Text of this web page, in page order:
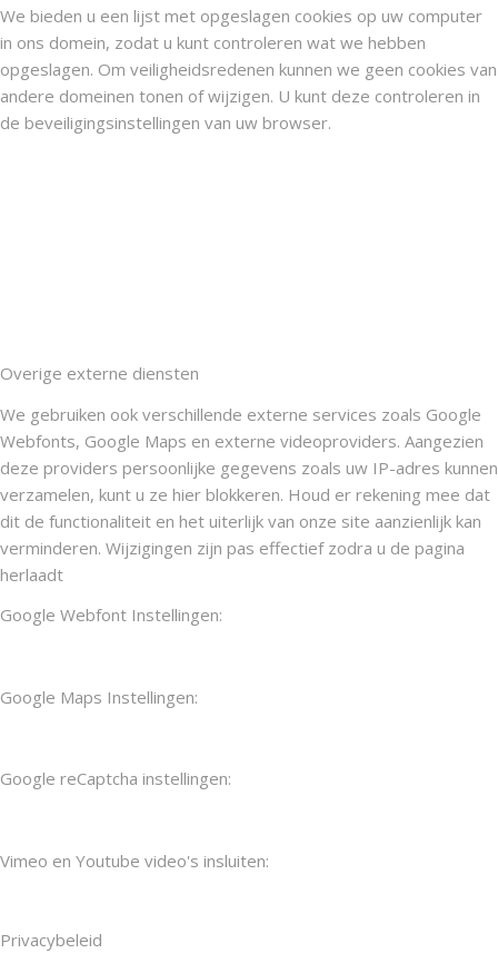
We bieden u een lijst met opgeslagen cookies op uw computer
in ons domein, zodat u kunt controleren wat we hebben
opgeslagen. Om veiligheidsredenen kunnen we geen cookies van
andere domeinen tonen of wijzigen. U kunt deze controleren in
de beveiligingsinstellingen van uw browser.
Overige externe diensten
We gebruiken ook verschillende externe services zoals Google
Webfonts, Google Maps en externe videoproviders. Aangezien
deze providers persoonlijke gegevens zoals uw IP-adres kunnen
verzamelen, kunt u ze hier blokkeren. Houd er rekening mee dat
dit de functionaliteit en het uiterlijk van onze site aanzienlijk kan
verminderen. Wijzigingen zijn pas effectief zodra u de pagina
herlaadt
Google Webfont Instellingen:
Google Maps Instellingen:
Google reCaptcha instellingen:
Vimeo en Youtube video's insluiten:
Privacybeleid